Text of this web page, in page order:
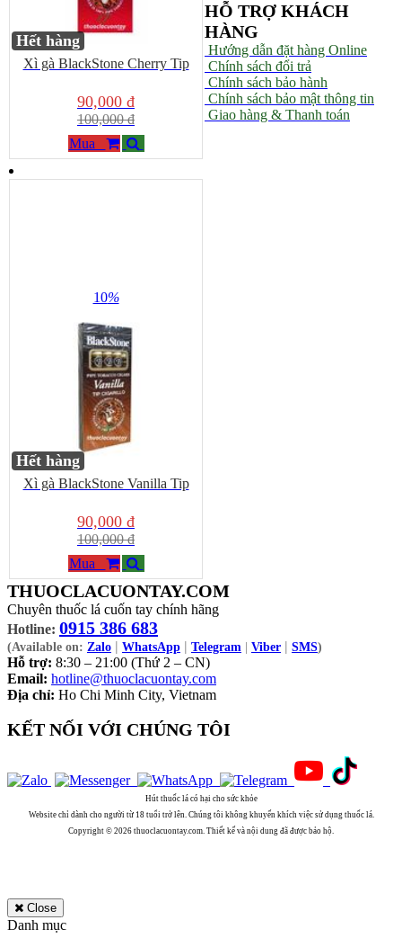
Hết hàng
Xì gà BlackStone Cherry Tip
90,000 đ
100,000 đ
Mua
10%
Hết hàng
Xì gà BlackStone Vanilla Tip
90,000 đ
100,000 đ
Mua
HỖ TRỢ KHÁCH
HÀNG
Hướng dẫn đặt hàng Online
Chính sách đổi trả
Chính sách bảo hành
Chính sách bảo mật thông tin
Giao hàng & Thanh toán
THUOCLACUONTAY.COM
Chuyên thuốc lá cuốn tay chính hãng
Hotline: 0915 386 683
(Available on: Zalo | WhatsApp | Telegram Viber | SMS)
Hỗ trợ: 8:30 – 21:00 (Thứ 2 – CN)
Email: hotline@thuoclacuontay.com
Địa chỉ: Ho Chi Minh City, Vietnam
KẾT NỐI VỚI CHÚNG TÔI
Hút thuốc lá có hại cho sức khỏe
Website chỉ dành cho người từ 18 tuổi trở lên. Chúng tôi không khuyến khích việc sử dụng thuốc lá.
Copyright © 2026 thuoclacuontay.com. Thiết kế và nội dung đã được bảo hộ.
Close
Danh mục